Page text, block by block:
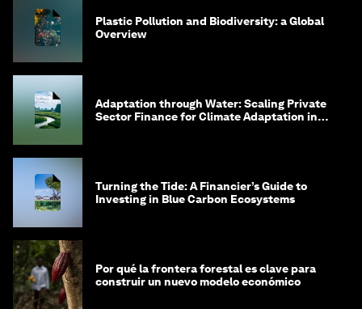
Plastic Pollution and Biodiversity: a Global
Overview
Adaptation through Water: Scaling Private
Sector Finance for Climate Adaptation in
Turning the Tide: A Financier’s Guide to
Investing in Blue Carbon Ecosystems
Por qué la frontera forestal es clave para
construir un nuevo modelo económico